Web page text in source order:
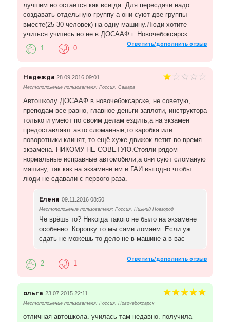
лучшим но остается как всегда. Для пересдачи надо
создавать отдельную группу а они суют две группы
вместе(25-30 человек) на одну машину.Люди хотите
учиться учитесь но не в ДОСААФ г. Новочебоксарск
Ответить/дополнить отзыв
1 0
Надежда 28.09.2016 09:01
Местоположение пользователя: Россия, Самара
Автошколу ДОСААФ в новочебоксарске, не советую,
преподам все равно, главное деньги заплоти, инструктора
только и умеют по своим делам ездить,а на экзамен
предоставляют авто сломанные,то каробка или
поворотники клинят, то ещё хуже движок летит во время
экзамена. НИКОМУ НЕ СОВЕТУЮ.Стояли рядом
нормальные исправные автомобили,а они суют сломаную
машину, так как на экзамене им и ГАИ выгодно чтобы
люди не сдавали с первого раза.
Елена 09.11.2016 08:50
Местоположение пользователя: Россия, Нижний Новгород
Че врёшь то? Никогда такого не было на экзамене
особенно. Коропку то мы сами ломаем. Если уж
сдать не можешь то дело не в машине а в вас
Ответить/дополнить отзыв
2 1
ольга 23.07.2015 22:11
Местоположение пользователя: Россия, Новочебоксарск
отличная автошкола. училась там недавно. получила